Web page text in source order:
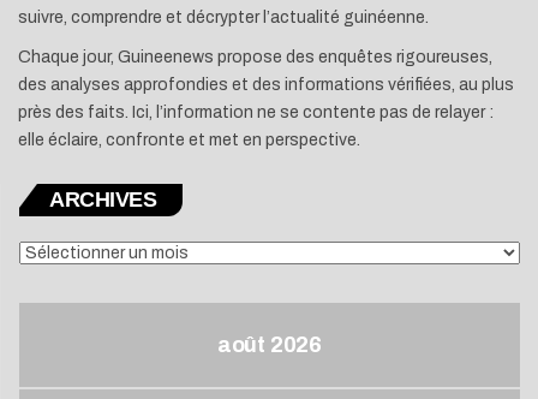
suivre, comprendre et décrypter l’actualité guinéenne.
Chaque jour, Guineenews propose des enquêtes rigoureuses,
des analyses approfondies et des informations vérifiées, au plus
près des faits. Ici, l’information ne se contente pas de relayer :
elle éclaire, confronte et met en perspective.
ARCHIVES
ARCHIVES
août 2026